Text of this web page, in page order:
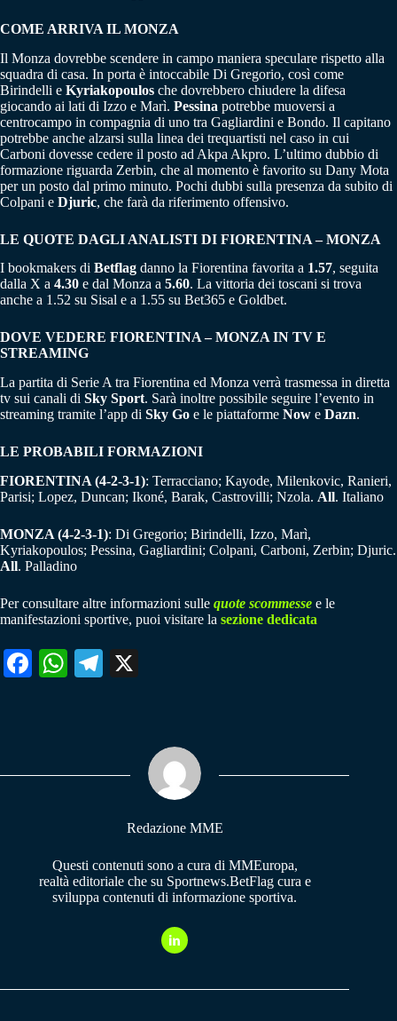
COME ARRIVA IL MONZA
Il Monza dovrebbe scendere in campo maniera speculare rispetto alla
squadra di casa. In porta è intoccabile Di Gregorio, così come
Birindelli e Kyriakopoulos che dovrebbero chiudere la difesa
giocando ai lati di Izzo e Marì. Pessina potrebbe muoversi a
centrocampo in compagnia di uno tra Gagliardini e Bondo. Il capitano
potrebbe anche alzarsi sulla linea dei trequartisti nel caso in cui
Carboni dovesse cedere il posto ad Akpa Akpro. L’ultimo dubbio di
formazione riguarda Zerbin, che al momento è favorito su Dany Mota
per un posto dal primo minuto. Pochi dubbi sulla presenza da subito di
Colpani e Djuric, che farà da riferimento offensivo.
LE QUOTE DAGLI ANALISTI DI FIORENTINA – MONZA
I bookmakers di Betflag danno la Fiorentina favorita a 1.57, seguita
dalla X a 4.30 e dal Monza a 5.60. La vittoria dei toscani si trova
anche a 1.52 su Sisal e a 1.55 su Bet365 e Goldbet.
DOVE VEDERE FIORENTINA – MONZA IN TV E
STREAMING
La partita di Serie A tra Fiorentina ed Monza verrà trasmessa in diretta
tv sui canali di Sky Sport. Sarà inoltre possibile seguire l’evento in
streaming tramite l’app di Sky Go e le piattaforme Now e Dazn.
LE PROBABILI FORMAZIONI
FIORENTINA (4-2-3-1): Terracciano; Kayode, Milenkovic, Ranieri,
Parisi; Lopez, Duncan; Ikoné, Barak, Castrovilli; Nzola. All. Italiano
MONZA (4-2-3-1): Di Gregorio; Birindelli, Izzo, Marì,
Kyriakopoulos; Pessina, Gagliardini; Colpani, Carboni, Zerbin; Djuric.
All. Palladino
Per consultare altre informazioni sulle quote scommesse e le
manifestazioni sportive, puoi visitare la sezione dedicata
Fa W
pp
Te
m
Redazione MME
Questi contenuti sono a cura di MMEuropa,
realtà editoriale che su Sportnews.BetFlag cura e
sviluppa contenuti di informazione sportiva.